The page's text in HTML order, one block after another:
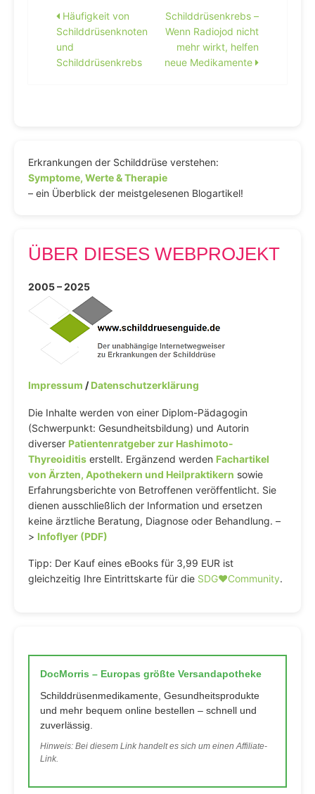
Beitragsnavigation
Häufigkeit von
Schilddrüsenknoten
und
Schilddrüsenkrebs
Schilddrüsenkrebs –
Wenn Radiojod nicht
mehr wirkt, helfen
neue Medikamente
Erkrankungen der Schilddrüse verstehen:
Symptome, Werte & Therapie
– ein Überblick der meistgelesenen Blogartikel!
ÜBER DIESES WEBPROJEKT
2005 – 2025
Impressum /Datenschutzerklärung
Die Inhalte werden von einer Diplom-Pädagogin
(Schwerpunkt: Gesundheitsbildung) und Autorin
diverser Patientenratgeber zur Hashimoto-
Thyreoiditis erstellt. Ergänzend werden Fachartikel
von Ärzten, Apothekern und Heilpraktikern sowie
Erfahrungsberichte von Betroffenen veröffentlicht. Sie
dienen ausschließlich der Information und ersetzen
keine ärztliche Beratung, Diagnose oder Behandlung. –
> Infoflyer (PDF)
Tipp: Der Kauf eines eBooks für 3,99 EUR ist
gleichzeitig Ihre Eintrittskarte für die SDG♥️Community.
DocMorris – Europas größte Versandapotheke
Schilddrüsenmedikamente, Gesundheitsprodukte
und mehr bequem online bestellen – schnell und
zuverlässig.
Hinweis: Bei diesem Link handelt es sich um einen Affiliate-
Link.